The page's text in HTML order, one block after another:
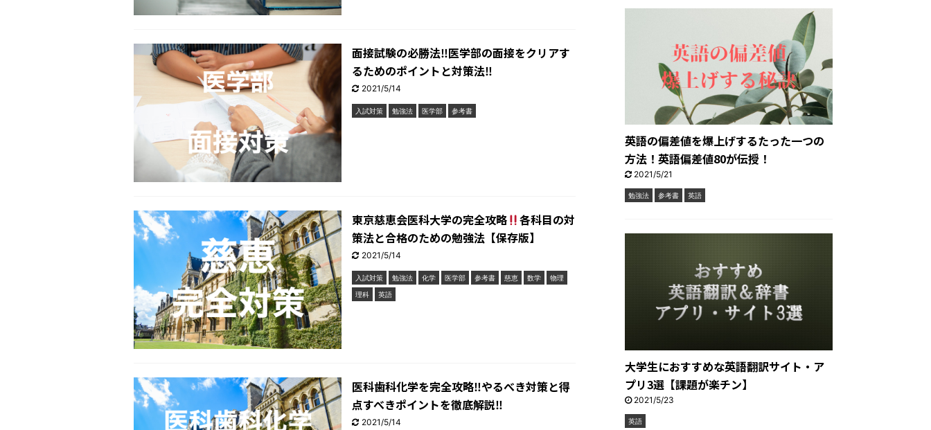
面接試験の必勝法‼︎医学部の面接をクリアす
るためのポイントと対策法‼︎
2021/5/14
入試対策 勉強法 医学部 参考書
東京慈恵会医科大学の完全攻略
各科目の対
策法と合格のための勉強法【保存版】
2021/5/14
入試対策 勉強法 化学 医学部 参考書 慈恵 数学
物理
理科
英語
医科歯科化学を完全攻略‼︎やるべき対策と得
点すべきポイントを徹底解説‼︎
2021/5/14
英語の偏差値を爆上げするたった一つの
方法！英語偏差値80が伝授！
2021/5/21
勉強法 参考書 英語
大学生におすすめな英語翻訳サイト・ア
プリ3選【課題が楽チン】
2021/5/23
英語